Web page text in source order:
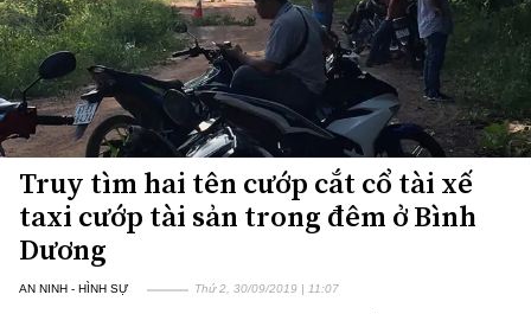
Truy tìm hai tên cướp cắt cổ tài xế
taxi cướp tài sản trong đêm ở Bình
Dương
AN NINH - HÌNH SỰ Thứ 2, 30/09/2019 | 11:07